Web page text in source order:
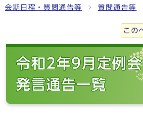
会期日程・質問通告等 質問通告等
この
令和2年9月定例
発言通告一覧